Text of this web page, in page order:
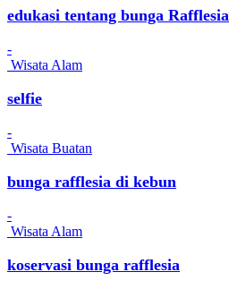
edukasi tentang bunga Rafflesia
-
Wisata Alam
selfie
-
Wisata Buatan
bunga rafflesia di kebun
-
Wisata Alam
koservasi bunga rafflesia